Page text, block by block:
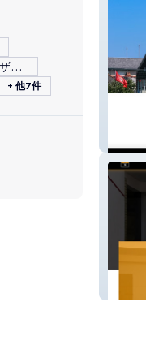
高度なホームページデザイン
+ 他7件